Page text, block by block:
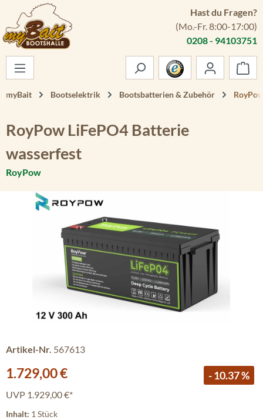
Zum Hauptinhalt springen
Hast du Fragen?
(Mo.-Fr. 8:00-17:00)
0208 - 94103751
myBait Bootselektrik Bootsbatterien & Zubehör
RoyPow LiFePO4 Batterie
wasserfest
RoyPow
Bildergalerie überspringen
Artikel-Nr. 567613
Verkaufspreis:
1.729,00 € - 10.37 %
UVP 1.929,00 €*
Inhalt: 1 Stück